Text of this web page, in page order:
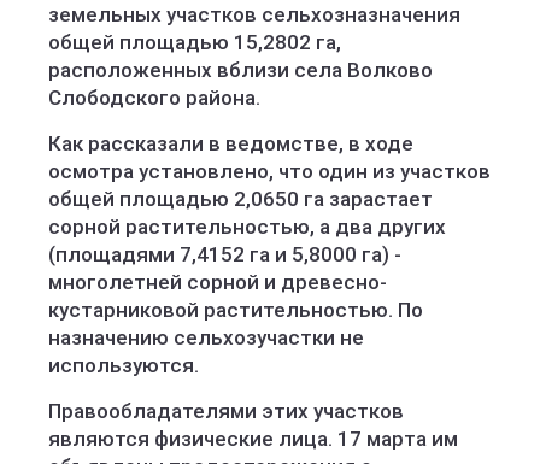
земельных участков сельхозназначения
общей площадью 15,2802 га,
расположенных вблизи села Волково
Слободского района.
Как рассказали в ведомстве, в ходе
осмотра установлено, что один из участков
общей площадью 2,0650 га зарастает
сорной растительностью, а два других
(площадями 7,4152 га и 5,8000 га) -
многолетней сорной и древесно-
кустарниковой растительностью. По
назначению сельхозучастки не
используются.
Правообладателями этих участков
являются физические лица. 17 марта им